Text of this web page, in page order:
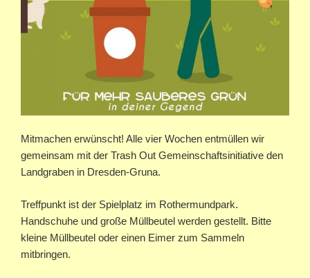
Mitmachen erwünscht! Alle vier Wochen entmüllen wir
gemeinsam mit der Trash Out Gemeinschaftsinitiative den
Landgraben in Dresden-Gruna.
Treffpunkt ist der Spielplatz im Rothermundpark.
Handschuhe und große Müllbeutel werden gestellt. Bitte
kleine Müllbeutel oder einen Eimer zum Sammeln
mitbringen.